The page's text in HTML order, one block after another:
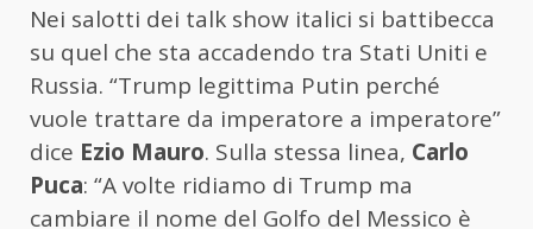
Nei salotti dei talk show italici si battibecca
su quel che sta accadendo tra Stati Uniti e
Russia. “Trump legittima Putin perché
vuole trattare da imperatore a imperatore”
dice Ezio Mauro. Sulla stessa linea, Carlo
Puca: “A volte ridiamo di Trump ma
cambiare il nome del Golfo del Messico è